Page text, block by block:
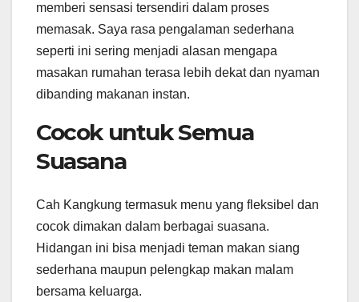
memberi sensasi tersendiri dalam proses
memasak. Saya rasa pengalaman sederhana
seperti ini sering menjadi alasan mengapa
masakan rumahan terasa lebih dekat dan nyaman
dibanding makanan instan.
Cocok untuk Semua
Suasana
Cah Kangkung termasuk menu yang fleksibel dan
cocok dimakan dalam berbagai suasana.
Hidangan ini bisa menjadi teman makan siang
sederhana maupun pelengkap makan malam
bersama keluarga.